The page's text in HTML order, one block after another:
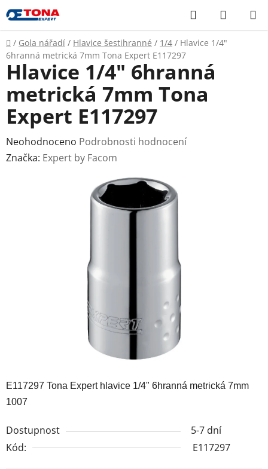
Přejít
na
obsah
Hledat
KOŠÍK
Domů
/ Gola nářadí / Hlavice šestihranné / 1/4 / Hlavice 1/4"
6hranná metrická 7mm Tona Expert E117297
E117297 Tona Expert hlavice 1/4" 6hranná metrická 7mm
1007
Dostupnost
5-7 dní
Kód:
E117297
Hlavice 1/4" 6hranná
metrická 7mm Tona
Expert E117297
Průměrné
hodnocení
Neohodnoceno Podrobnosti hodnocení
Značka: Expert by Facom